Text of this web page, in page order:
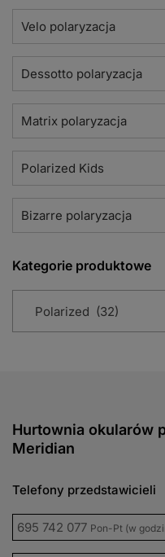
Velo polaryzacja
Dessotto polaryzacja
Matrix polaryzacja
Polarized Kids
Bizarre polaryzacja
Kategorie produktowe
Polarized (32)
Hurtownia okularów
Meridian
Telefony przedstawicieli
695 742 077 Pon-Pt (w